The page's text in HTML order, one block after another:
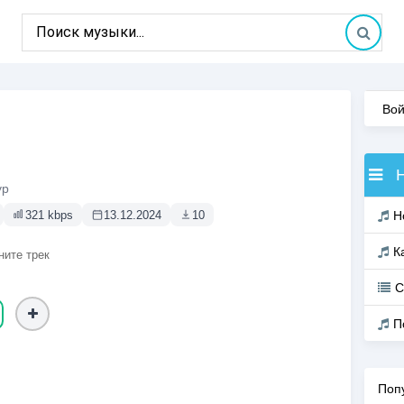
321 kbps 13.12.2024 10
трек